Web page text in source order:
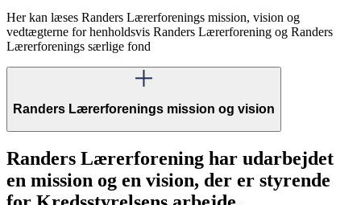
Her kan læses Randers Lærerforenings mission, vision og
vedtægterne for henholdsvis Randers Lærerforening og Randers
Lærerforenings særlige fond
Randers Lærerforenings mission og vision
Randers Lærerforening har udarbejdet
en mission og en vision, der er styrende